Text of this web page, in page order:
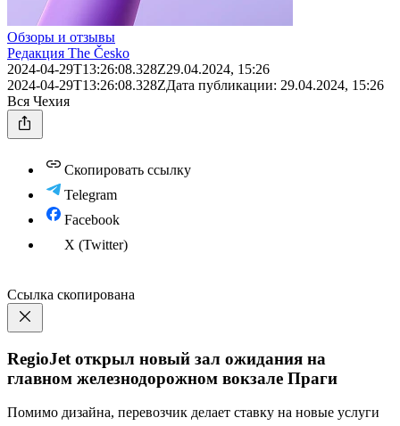
Обзоры и отзывы
Редакция The Česko
2024-04-29T13:26:08.328Z29.04.2024, 15:26
2024-04-29T13:26:08.328ZДата публикации: 29.04.2024, 15:26
Вся Чехия
Скопировать ссылку
Telegram
Facebook
X (Twitter)
Ссылка скопирована
RegioJet открыл новый зал ожидания на
главном железнодорожном вокзале Праги
Помимо дизайна, перевозчик делает ставку на новые услуги